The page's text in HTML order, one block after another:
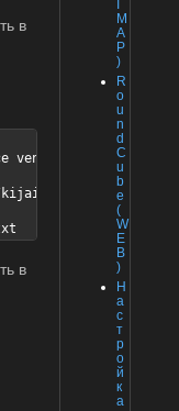
M
A
P
)
R
o
u
n
d
C
u
b
e
(
W
E
B
)
Н
а
с
т
р
о
й
к
а
в
venv/bin/activate
ComfyUI-
в